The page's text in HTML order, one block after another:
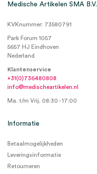
Medische Artikelen SMA B.V.
KVKnummer: 73580791
Park Forum 1057
5657 HJ Eindhoven
Nederland
Klantenservice
+31(0)736480808
info@medischeartikelen.nl
Ma. t/m Vrij. 08:30 - 17:00
Informatie
Betaalmogelijkheden
Leveringsinformatie
Retourneren